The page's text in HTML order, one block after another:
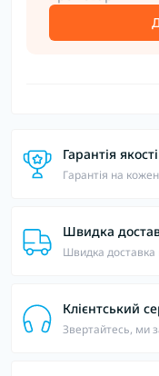
Гарантія якості
Гарантія на
Швидка
Швидка
Клієнтський
Звертайтесь, ми